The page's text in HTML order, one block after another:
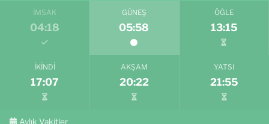
İMSAK
04:18
GÜNEŞ
05:58
ÖĞLE
13:15
İKINDI
17:07
AKŞAM
20:22
YATSI
21:55
Aylık Vakitler